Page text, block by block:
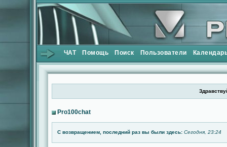
ЧАТ Помощь Поиск Пользователи
Pro100chat
С возвращением, последний раз вы были здесь: Сегодня, 23:24